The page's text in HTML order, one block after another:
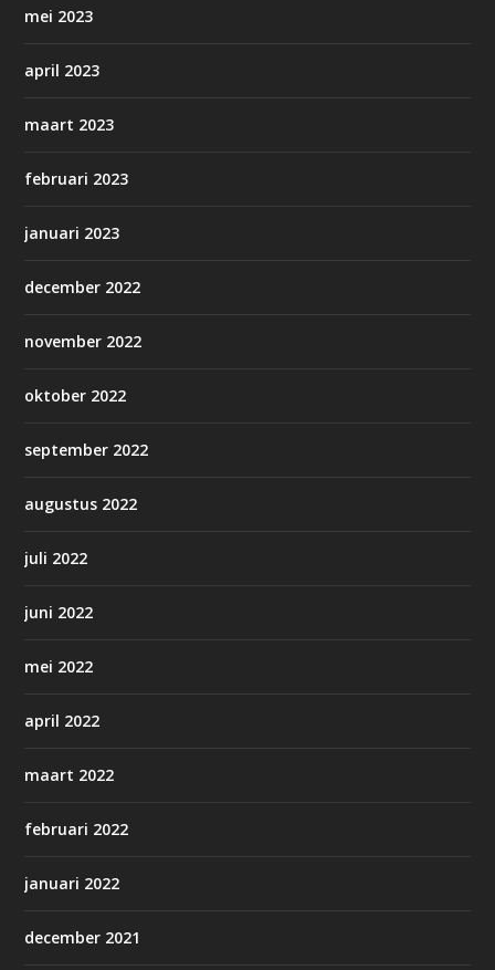
mei 2023
april 2023
maart 2023
februari 2023
januari 2023
december 2022
november 2022
oktober 2022
september 2022
augustus 2022
juli 2022
juni 2022
mei 2022
april 2022
maart 2022
februari 2022
januari 2022
december 2021